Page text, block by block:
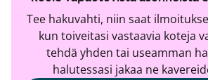
Tee hakuvahti, niin saat
kun toiveitasi vastaavia koteja
tehdä yhden tai useamman
halutessasi jakaa ne